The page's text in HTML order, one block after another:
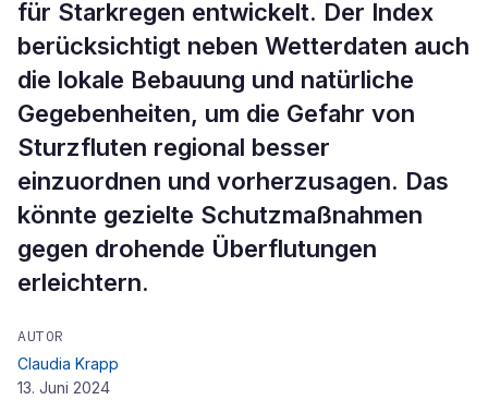
für Starkregen entwickelt. Der Index
berücksichtigt neben Wetterdaten auch
die lokale Bebauung und natürliche
Gegebenheiten, um die Gefahr von
Sturzfluten regional besser
einzuordnen und vorherzusagen. Das
könnte gezielte Schutzmaßnahmen
gegen drohende Überflutungen
erleichtern.
AUTOR
Claudia Krapp
13. Juni 2024